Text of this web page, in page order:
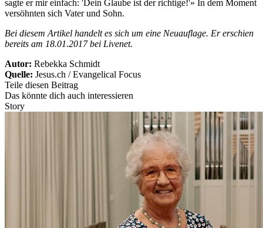
sagte er mir einfach: 'Dein Glaube ist der richtige!'» In dem Moment
versöhnten sich Vater und Sohn.
Bei diesem Artikel handelt es sich um eine Neuauflage. Er erschien
bereits am 18.01.2017 bei Livenet.
Autor: Rebekka Schmidt
Quelle: Jesus.ch / Evangelical Focus
Teile diesen Beitrag
Das könnte dich auch interessieren
Story